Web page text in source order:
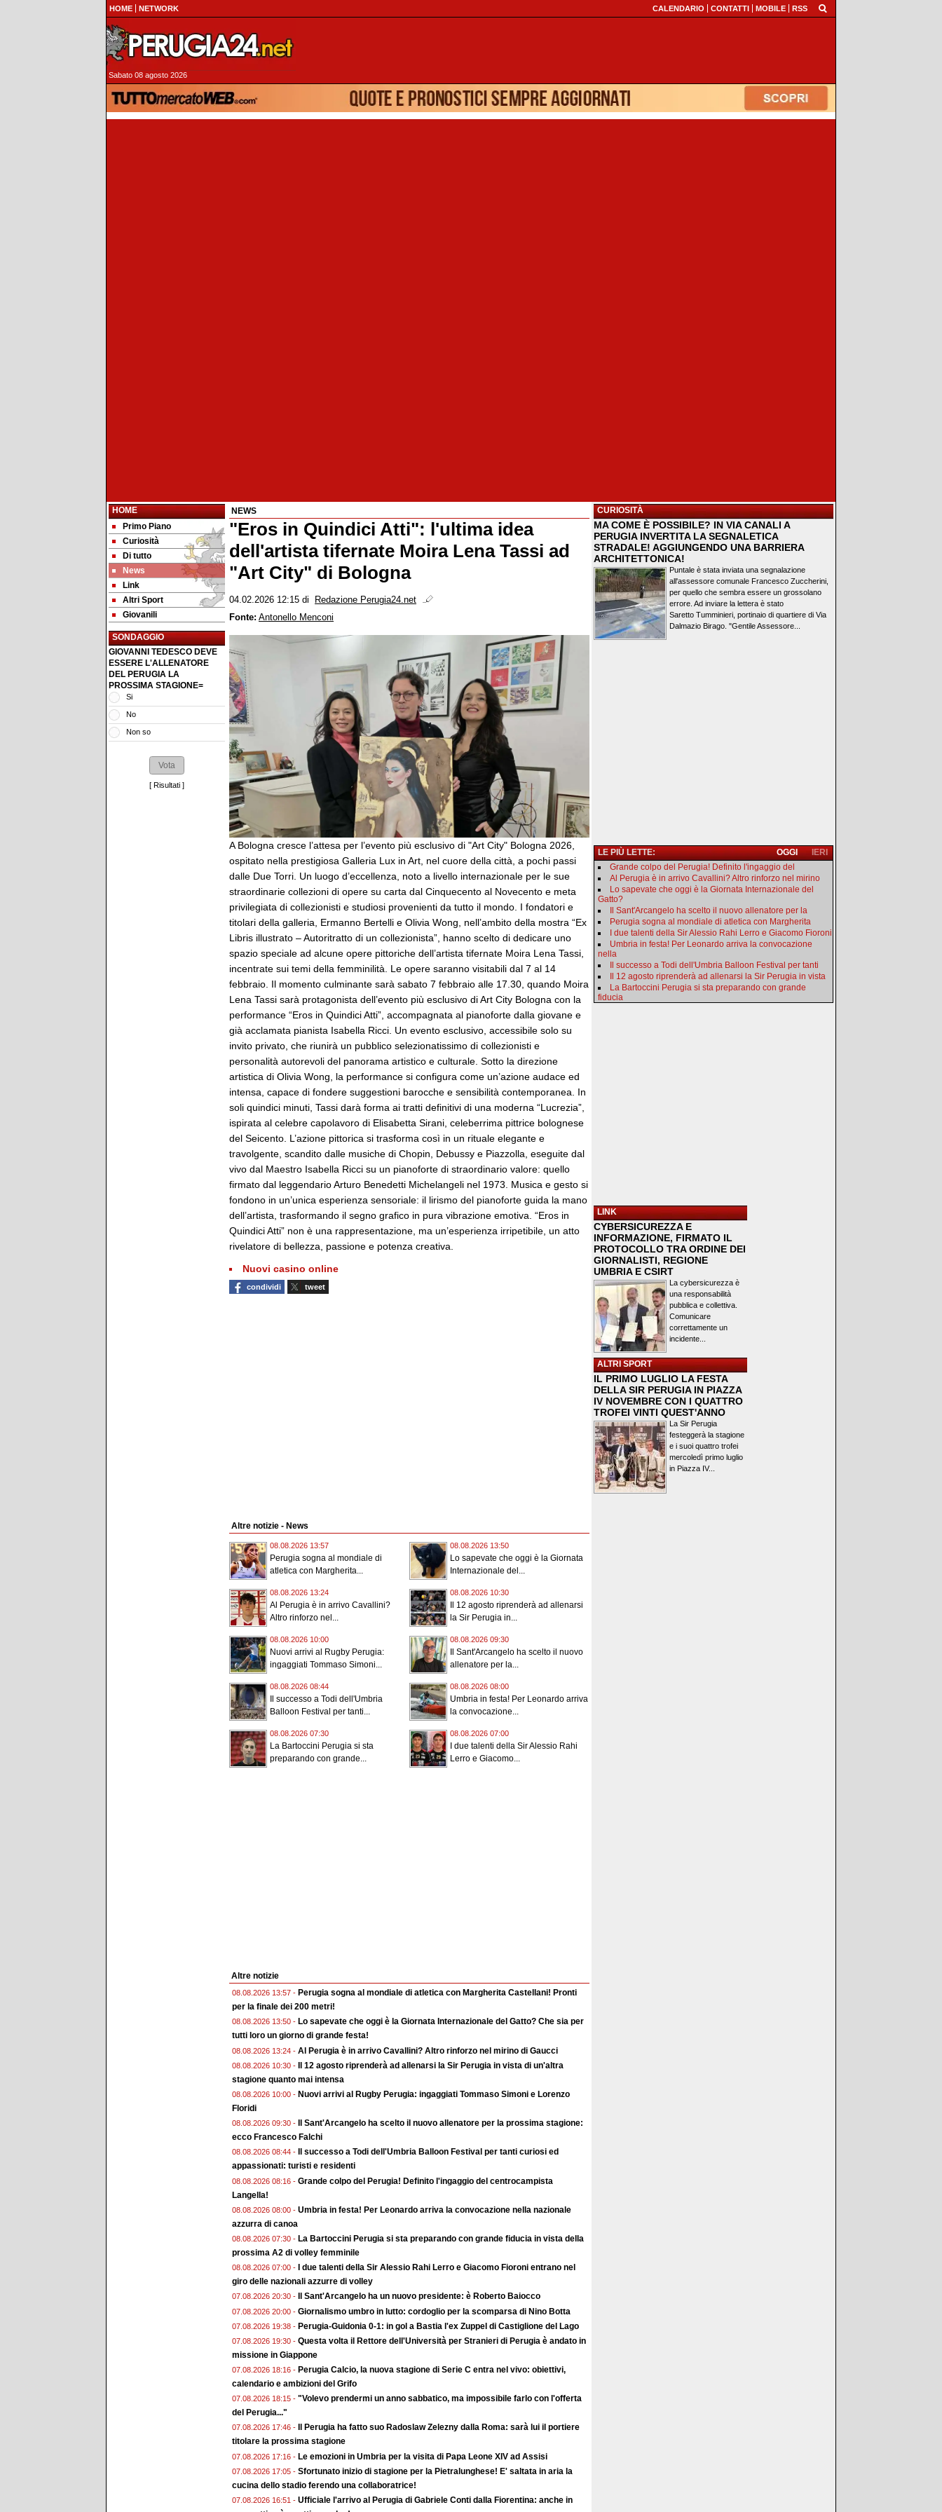
HOME NETWORK CALENDARIO CONTATTI MOBILE RSS
Sabato 08 agosto 2026
HOME
Primo Piano
Curiosità
Di tutto
News
Link
Altri Sport
Giovanili
SONDAGGIO
GIOVANNI TEDESCO DEVE
ESSERE L'ALLENATORE
DEL PERUGIA LA
PROSSIMA STAGIONE=
Si
No
Non so
[ Risultati ]
NEWS
"Eros in Quindici Atti": l'ultima idea
dell'artista tifernate Moira Lena Tassi ad
"Art City" di Bologna
04.02.2026 12:15 di
Redazione Perugia24.net
Fonte: Antonello Menconi
A Bologna cresce l’attesa per l’evento più esclusivo di "Art City" Bologna 2026,
ospitato nella prestigiosa Galleria Lux in Art, nel cuore della città, a pochi passi
dalle Due Torri. Un luogo d’eccellenza, noto a livello internazionale per le sue
straordinarie collezioni di opere su carta dal Cinquecento al Novecento e meta
privilegiata di collezionisti e studiosi provenienti da tutto il mondo. I fondatori e
titolari della galleria, Ermanno Bertelli e Olivia Wong, nell’ambito della mostra “Ex
Libris illustrato – Autoritratto di un collezionista”, hanno scelto di dedicare uno
spazio speciale ad alcune opere pittoriche dell’artista tifernate Moira Lena Tassi,
incentrate sui temi della femminilità. Le opere saranno visitabili dal 7 al 14
febbraio. Il momento culminante sarà sabato 7 febbraio alle 17.30, quando Moira
Lena Tassi sarà protagonista dell’evento più esclusivo di Art City Bologna con la
performance “Eros in Quindici Atti”, accompagnata al pianoforte dalla giovane e
già acclamata pianista Isabella Ricci. Un evento esclusivo, accessibile solo su
invito privato, che riunirà un pubblico selezionatissimo di collezionisti e
personalità autorevoli del panorama artistico e culturale. Sotto la direzione
artistica di Olivia Wong, la performance si configura come un’azione audace ed
intensa, capace di fondere suggestioni barocche e sensibilità contemporanea. In
soli quindici minuti, Tassi darà forma ai tratti definitivi di una moderna “Lucrezia”,
ispirata al celebre capolavoro di Elisabetta Sirani, celeberrima pittrice bolognese
del Seicento. L’azione pittorica si trasforma così in un rituale elegante e
travolgente, scandito dalle musiche di Chopin, Debussy e Piazzolla, eseguite dal
vivo dal Maestro Isabella Ricci su un pianoforte di straordinario valore: quello
firmato dal leggendario Arturo Benedetti Michelangeli nel 1973. Musica e gesto si
fondono in un’unica esperienza sensoriale: il lirismo del pianoforte guida la mano
dell’artista, trasformando il segno grafico in pura vibrazione emotiva. “Eros in
Quindici Atti” non è una rappresentazione, ma un’esperienza irripetibile, un atto
rivelatore di bellezza, passione e potenza creativa.
Nuovi casino online
condividi tweet
Altre notizie - News
08.08.2026 13:57
Perugia sogna al mondiale di
atletica con Margherita...
08.08.2026 13:50
Lo sapevate che oggi è la Giornata
Internazionale del...
08.08.2026 13:24
Al Perugia è in arrivo Cavallini?
Altro rinforzo nel...
08.08.2026 10:30
Il 12 agosto riprenderà ad allenarsi
la Sir Perugia in...
08.08.2026 10:00
Nuovi arrivi al Rugby Perugia:
ingaggiati Tommaso Simoni...
08.08.2026 09:30
Il Sant'Arcangelo ha scelto il nuovo
allenatore per la...
08.08.2026 08:44
Il successo a Todi dell'Umbria
Balloon Festival per tanti...
08.08.2026 08:00
Umbria in festa! Per Leonardo arriva
la convocazione...
08.08.2026 07:30
La Bartoccini Perugia si sta
preparando con grande...
08.08.2026 07:00
I due talenti della Sir Alessio Rahi
Lerro e Giacomo...
Altre notizie
08.08.2026 13:57 - Perugia sogna al mondiale di atletica con Margherita Castellani! Pronti
per la finale dei 200 metri!
08.08.2026 13:50 - Lo sapevate che oggi è la Giornata Internazionale del Gatto? Che sia per
tutti loro un giorno di grande festa!
08.08.2026 13:24 - Al Perugia è in arrivo Cavallini? Altro rinforzo nel mirino di Gaucci
08.08.2026 10:30 - Il 12 agosto riprenderà ad allenarsi la Sir Perugia in vista di un'altra
stagione quanto mai intensa
08.08.2026 10:00 - Nuovi arrivi al Rugby Perugia: ingaggiati Tommaso Simoni e Lorenzo
Floridi
08.08.2026 09:30 -
Il Sant'Arcangelo ha scelto il nuovo allenatore per la prossima stagione:
ecco Francesco Falchi
08.08.2026 08:44 -
Il successo a Todi dell'Umbria Balloon Festival per tanti curiosi ed
appassionati: turisti e residenti
08.08.2026 08:16 - Grande colpo del Perugia! Definito l'ingaggio del centrocampista
Langella!
08.08.2026 08:00 - Umbria in festa! Per Leonardo arriva la convocazione nella nazionale
azzurra di canoa
08.08.2026 07:30 - La Bartoccini Perugia si sta preparando con grande fiducia in vista della
prossima A2 di volley femminile
08.08.2026 07:00 -
I due talenti della Sir Alessio Rahi Lerro e Giacomo Fioroni entrano nel
giro delle nazionali azzurre di volley
07.08.2026 20:30 - Il Sant'Arcangelo ha un nuovo presidente: è Roberto Baiocco
07.08.2026 20:00 - Giornalismo umbro in lutto: cordoglio per la scomparsa di Nino Botta
07.08.2026 19:38 - Perugia-Guidonia 0-1: in gol a Bastia l'ex Zuppel di Castiglione del Lago
07.08.2026 19:30 - Questa volta il Rettore dell'Università per Stranieri di Perugia è andato in
missione in Giappone
07.08.2026 18:16 - Perugia Calcio, la nuova stagione di Serie C entra nel vivo: obiettivi,
calendario e ambizioni del Grifo
07.08.2026 18:15 - "Volevo prendermi un anno sabbatico, ma impossibile farlo con l'offerta
del Perugia..."
07.08.2026 17:46 -
Il Perugia ha fatto suo Radoslaw Zelezny dalla Roma: sarà lui il portiere
titolare la prossima stagione
07.08.2026 17:16 - Le emozioni in Umbria per la visita di Papa Leone XIV ad Assisi
07.08.2026 17:05 - Sfortunato inizio di stagione per la Pietralunghese! E' saltata in aria la
cucina dello stadio ferendo una collaboratrice!
07.08.2026 16:51 - Ufficiale l'arrivo al Perugia di Gabriele Conti dalla Fiorentina: anche in
CURIOSITÀ
MA COME È POSSIBILE? IN VIA CANALI A
PERUGIA INVERTITA LA SEGNALETICA
STRADALE! AGGIUNGENDO UNA BARRIERA
ARCHITETTONICA!
Puntale è stata inviata una segnalazione
all'assessore comunale Francesco Zuccherini,
per quello che sembra essere un grossolano
errore. Ad inviare la lettera è stato
Saretto Tumminieri, portinaio di quartiere di Via
Dalmazio Birago. "Gentile Assessore...
LE PIÙ LETTE: IERI
OGGI
Grande colpo del Perugia! Definito l'ingaggio del
Al Perugia è in arrivo Cavallini? Altro rinforzo nel mirino
Lo sapevate che oggi è la Giornata Internazionale del
Gatto?
Il Sant'Arcangelo ha scelto il nuovo allenatore per la
Perugia sogna al mondiale di atletica con Margherita
I due talenti della Sir Alessio Rahi Lerro e Giacomo Fioroni
Umbria in festa! Per Leonardo arriva la convocazione
nella
Il successo a Todi dell'Umbria Balloon Festival per tanti
Il 12 agosto riprenderà ad allenarsi la Sir Perugia in vista
La Bartoccini Perugia si sta preparando con grande
fiducia
LINK
CYBERSICUREZZA E
INFORMAZIONE, FIRMATO IL
PROTOCOLLO TRA ORDINE DEI
GIORNALISTI, REGIONE
UMBRIA E CSIRT
La cybersicurezza è
una responsabilità
pubblica e collettiva.
Comunicare
correttamente un
incidente...
ALTRI SPORT
IL PRIMO LUGLIO LA FESTA
DELLA SIR PERUGIA IN PIAZZA
IV NOVEMBRE CON I QUATTRO
TROFEI VINTI QUEST'ANNO
La Sir Perugia
festeggerà la stagione
e i suoi quattro trofei
mercoledì primo luglio
in Piazza IV...